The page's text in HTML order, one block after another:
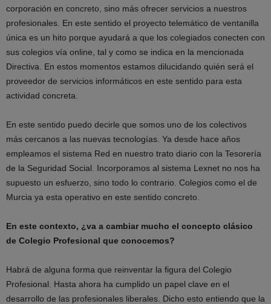
corporación en concreto, sino más ofrecer servicios a nuestros
profesionales. En este sentido el proyecto telemático de ventanilla
única es un hito porque ayudará a que los colegiados conecten con
sus colegios vía online, tal y como se indica en la mencionada
Directiva. En estos momentos estamos dilucidando quién será el
proveedor de servicios informáticos en este sentido para esta
actividad concreta.
En este sentido puedo decirle que somos uno de los colectivos
más cercanos a las nuevas tecnologías. Ya desde hace años
empleamos el sistema Red en nuestro trato diario con la Tesorería
de la Seguridad Social. Incorporamos al sistema Lexnet no nos ha
supuesto un esfuerzo, sino todo lo contrario. Colegios como el de
Murcia ya esta operativo en este sentido concreto.
En este contexto, ¿va a cambiar mucho el concepto clásico
de Colegio Profesional que conocemos?
Habrá de alguna forma que reinventar la figura del Colegio
Profesional. Hasta ahora ha cumplido un papel clave en el
desarrollo de las profesionales liberales. Dicho esto entiendo que la